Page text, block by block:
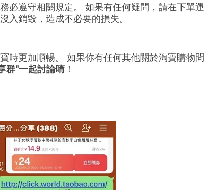
必遵守相關規定。 如果有任何疑問，請在下單運
入銷毀，造成不必要的損失。
時更加順暢。 如果你有任何其他關於淘寶購物問
群"一起討論唷！